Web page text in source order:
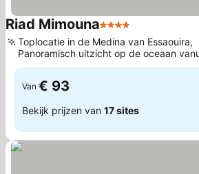
Riad Mimouna4 Sterren
Toplocatie in de Medina van Essaouira,
Panoramisch uitzicht op de oceaan
je kamer
Van € 93
Bekijk prijzen van 17 sites